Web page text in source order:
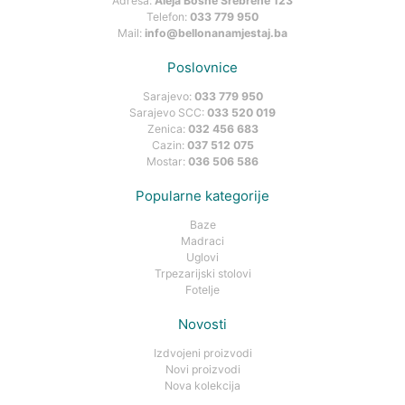
Telefon: 033 779 950
Mail: info@bellonanamjestaj.ba
Poslovnice
Sarajevo: 033 779 950
Sarajevo SCC: 033 520 019
Zenica: 032 456 683
Cazin: 037 512 075
Mostar: 036 506 586
Popularne kategorije
Baze
Madraci
Uglovi
Trpezarijski stolovi
Fotelje
Novosti
Izdvojeni proizvodi
Novi proizvodi
Nova kolekcija